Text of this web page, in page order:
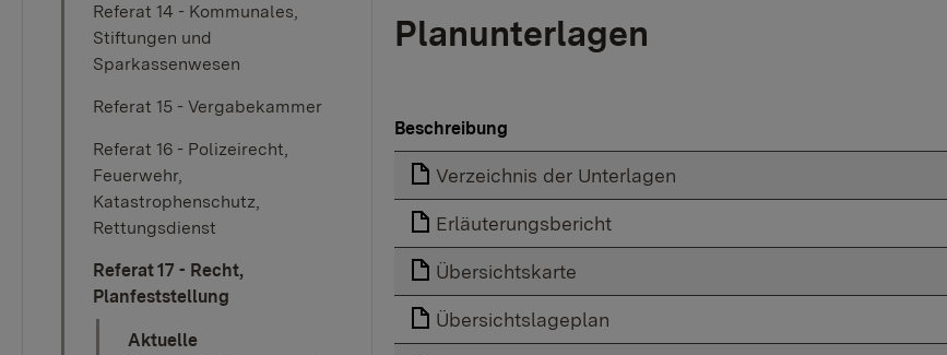
Referat 14 - Kommunales,
Stiftungen und
Sparkassenwesen
Referat 15 - Vergabekammer
Referat 16 - Polizeirecht,
Feuerwehr,
Katastrophenschutz,
Rettungsdienst
Referat 17 - Recht,
Planfeststellung
Aktuelle
Planunterlagen
Beschreibung
Verzeichnis der Unterlagen
Erläuterungsbericht
Übersichtskarte
Übersichtslageplan